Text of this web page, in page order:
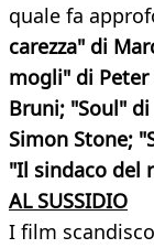
quale fa
carezza" di
mogli" di Peter
Bruni; "Soul"
Simon Stone;
"Il sindaco del
AL SUSSIDIO
I film